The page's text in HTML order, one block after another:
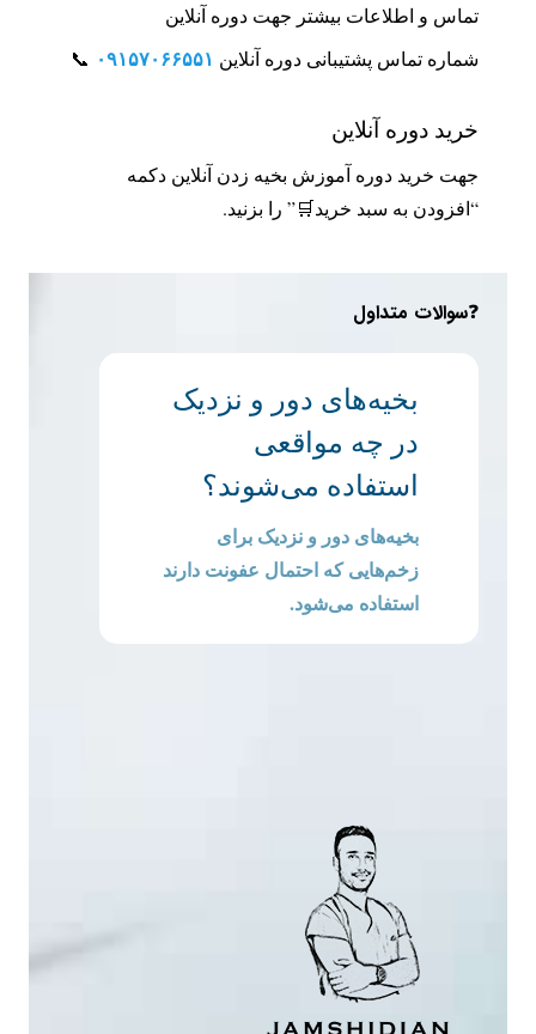
تماس و اطلاعات بیشتر جهت دوره آنلاین
شماره تماس پشتیبانی دوره آنلاین ۰۹۱۵۷۰۶۶۵۵۱ 📞
خرید دوره آنلاین
جهت خرید دوره‌ آموزش بخیه زدن آنلاین دکمه
“افزودن به سبد خرید🛒” را بزنید.
❓سوالات متداول
بخیه‌های دور و نزدیک
در چه مواقعی
استفاده می‌شوند؟
بخیه‌های دور و نزدیک برای
زخم‌هایی که احتمال عفونت دارند
استفاده می‌شود.